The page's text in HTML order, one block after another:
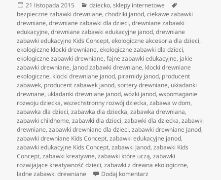
Data
publikacji
21 listopada 2015 Kategorie
dziecko,sklepy internetowe
bezpieczne zabawki drewniane,chodziki janod,ciekawe zabawki
drewniane,drewniane zabawki dla dzieci,drewniane zabawki
edukacyjne,drewniane zabawki edukacyjne janod,drewniane
zabawki edukacyjne Kids Concept,ekologiczne akcesoria dla dzieci,
ekologiczne klocki drewniane,ekologiczne zabawki dla dzieci,
ekologiczne zabawki drewniane,fajne zabawki edukacyjne, jakie
zabawki drewniane, Janod zabawki drewniane, klocki drewniane
ekologiczne, klocki drewniane janod, piramidy janod, producent
zabawek, producent zabawek janod,sortery drewniane, układanki
drewnane, układanki drewniane janod,wózki janod,wspomaganie
rozwoju dziecka,wszechstronny rozwój dziecka,zabawa w dom,
zabawka dla dzieci,zabawka dla dziecka,zabawka drewniana,
zabawki childhome,zabawki dla dzieci,zabawki dla dziecka,zabawki
drewniane,zabawki drewniane dla dzieci,zabawki drewniane Janod,
zabawki drewniane Kids Concept,zabawki edukacyjne janod,
zabawki edukacyjne Kids Concept,zabawki Janod,zabawki Kids
Concept,zabawki kreatywne,zabawki które uczą,zabawki
rozwijające kreatywność dzieci,zabawki z drewna ekologiczne,
ładne zabawki drewniane
Dodaj komentarz